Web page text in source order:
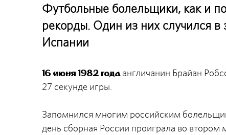
Футбольные болельщики, как и
рекорды. Один из них случился
Испании
16 июня 1982 годаангличанин Брайан
27 секунде игры.
Запомнился многим российским
день сборная России проиграла во втором